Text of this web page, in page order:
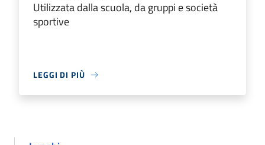
Utilizzata dalla scuola, da gruppi e società
sportive
LEGGI DI PIÙ